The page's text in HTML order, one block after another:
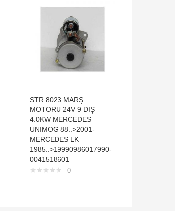
STR 8023 MARŞ
MOTORU 24V 9 DİŞ
4.0KW MERCEDES
UNIMOG 88..>2001-
MERCEDES LK
1985..>19990986017990-
0041518601
0